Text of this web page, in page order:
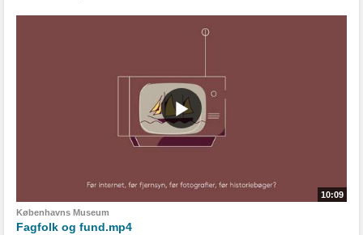
10:09
Københavns Museum
Fagfolk og fund.mp4